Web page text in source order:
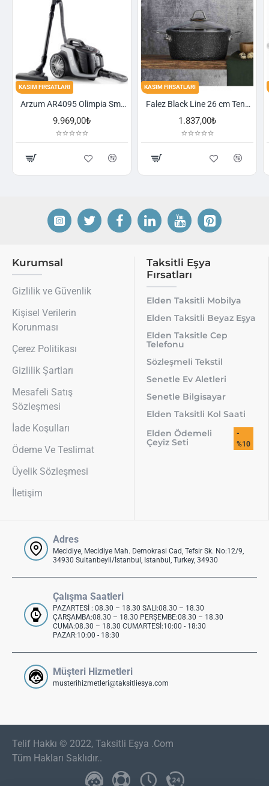
Arzum AR4095 Olimpia Smart Cyclone Filtreli Süpürge - Füme
KASIM FIRSATLARI
Falez Black Line 26 cm Tencere
1.837,00₺
KASIM FIRSATLARI
2.521,00₺
Kurumsal
Gizlilik ve Güvenlik
Kişisel Verilerin
Korunması
Çerez Politikası
Gizlilik Şartları
Mesafeli Satış
Sözleşmesi
İade Koşulları
Ödeme Ve Teslimat
Üyelik Sözleşmesi
İletişim
Taksitli Eşya
Fırsatları
Elden Taksitli Mobilya
Elden Taksitli Beyaz Eşya
Elden Taksitle Cep
Telefonu
Sözleşmeli Tekstil
Senetle Ev Aletleri
Senetle Bilgisayar
Elden Taksitli Kol Saati
Elden Ödemeli
Çeyiz Seti
-
%10
Adres
Mecidiye, Mecidiye Mah. Demokrasi Cad, Tefsir Sk. No:12/9,
34930 Sultanbeyli/İstanbul, Istanbul, Turkey, 34930
Çalışma Saatleri
PAZARTESİ : 08.30 – 18.30 SALI:08.30 – 18.30
ÇARŞAMBA:08.30 – 18.30 PERŞEMBE:08.30 – 18.30
CUMA:08.30 – 18.30 CUMARTESİ:10:00 - 18:30
PAZAR:10:00 - 18:30
Müşteri Hizmetleri
musterihizmetleri@taksitliesya.com
Telif Hakkı © 2022, Taksitli Eşya .Com
Tüm Hakları Saklıdır..